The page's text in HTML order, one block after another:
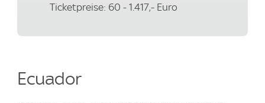
Ticketpreise: 60 - 1.417,- Euro
Ecuador